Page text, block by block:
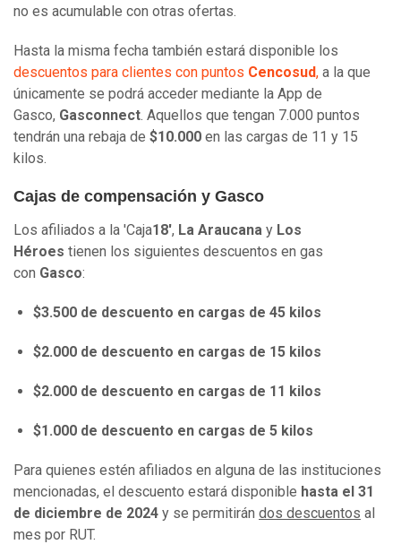
no es acumulable con otras ofertas.
Hasta la misma fecha también estará disponible los
descuentos para clientes con puntos Cencosud, a la que
únicamente se podrá acceder mediante la App de
Gasco, Gasconnect. Aquellos que tengan 7.000 puntos
tendrán una rebaja de $10.000 en las cargas de 11 y 15
kilos.
Cajas de compensación y Gasco
Los afiliados a la 'Caja18', La Araucana y Los
Héroes tienen los siguientes descuentos en gas
con Gasco:
$3.500 de descuento en cargas de 45 kilos
$2.000 de descuento en cargas de 15 kilos
$2.000 de descuento en cargas de 11 kilos
$1.000 de descuento en cargas de 5 kilos
Para quienes estén afiliados en alguna de las instituciones
mencionadas, el descuento estará disponible hasta el 31
de diciembre de 2024 y se permitirán dos descuentos al
mes por RUT.